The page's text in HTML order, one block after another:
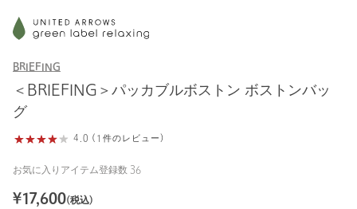
BRIEFING
＜BRIEFING＞パッカブルボストン ボストンバッ
グ
4.0 (1件のレビュー)
お気に入りアイテム登録数 36
¥17,600(税込)